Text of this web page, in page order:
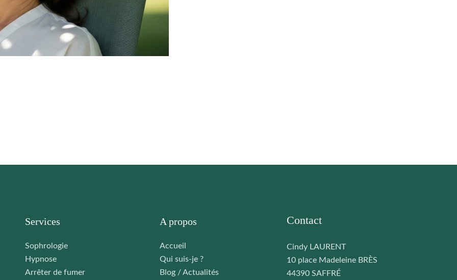
Services
Sophrologie
Hypnose
Arrêter de fumer
A propos
Accueil
Qui suis-je ?
Blog / Actualités
Contact
Cindy LAURENT
10 place Madeleine BRÈS
44390 SAFFRÉ